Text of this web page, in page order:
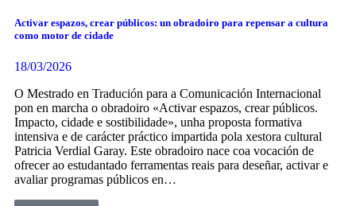
Activar espazos, crear públicos: un obradoiro para repensar a cultura
como motor de cidade
18/03/2026
O Mestrado en Tradución para a Comunicación Internacional
pon en marcha o obradoiro «Activar espazos, crear públicos.
Impacto, cidade e sostibilidade», unha proposta formativa
intensiva e de carácter práctico impartida pola xestora cultural
Patricia Verdial Garay. Este obradoiro nace coa vocación de
ofrecer ao estudantado ferramentas reais para deseñar, activar e
avaliar programas públicos en…